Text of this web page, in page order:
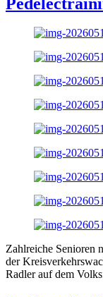
Zahlreiche Senioren
der
Radler auf dem